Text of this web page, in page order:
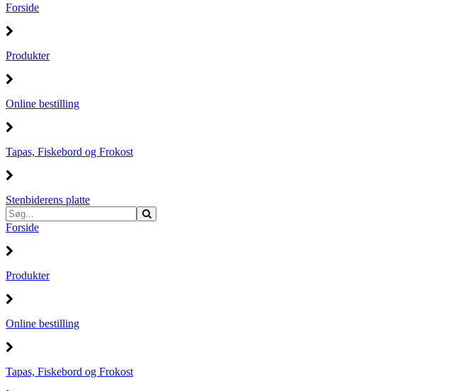
Forside
Produkter
Online bestilling
Tapas, Fiskebord og Frokost
Stenbiderens platte
Forside
Produkter
Online bestilling
Tapas, Fiskebord og Frokost